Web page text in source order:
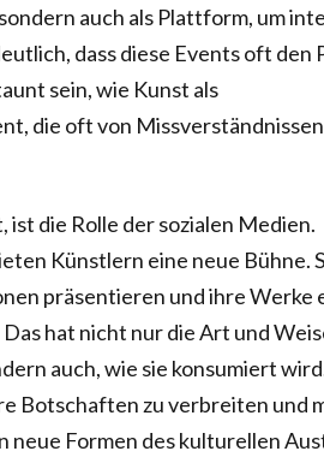
auch als Plattform, um
dass diese Events oft den
sein, wie Kunst als
die oft von
die Rolle der sozialen Medien.
Künstlern eine neue Bühne.
präsentieren und ihre Werke
hat nicht nur die Art und
auch, wie sie konsumiert
Botschaften zu verbreiten und
Formen des kulturellen